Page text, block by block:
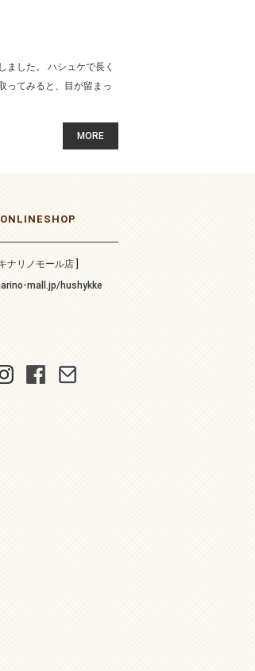
ました。 ハシュケで長く
ってみると、目が留まっ
MORE
ナリノモール店 ]
mall.jp/hushykke